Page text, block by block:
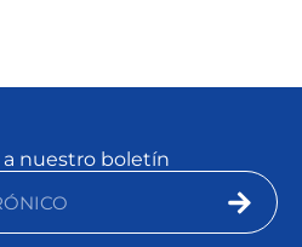
a nuestro boletín